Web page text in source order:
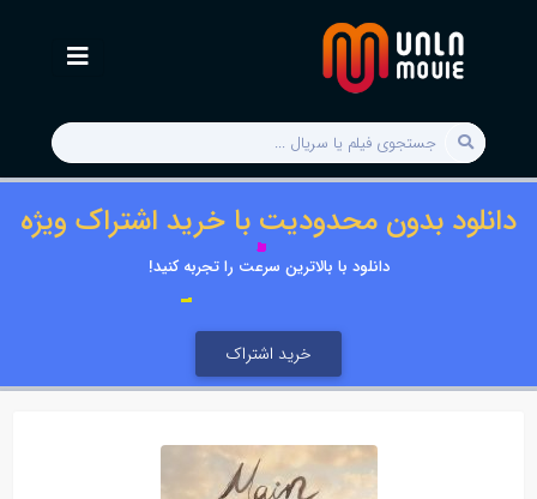
دانلود بدون محدودیت با خرید اشتراک ویژه
دانلود با بالاترین سرعت را تجربه کنید!
خرید اشتراک